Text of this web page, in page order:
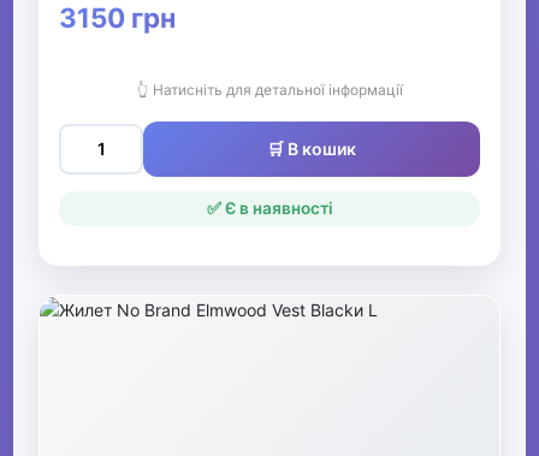
3150 грн
👆 Натисніть для детальної інформації
🛒 В кошик
✅ Є в наявності